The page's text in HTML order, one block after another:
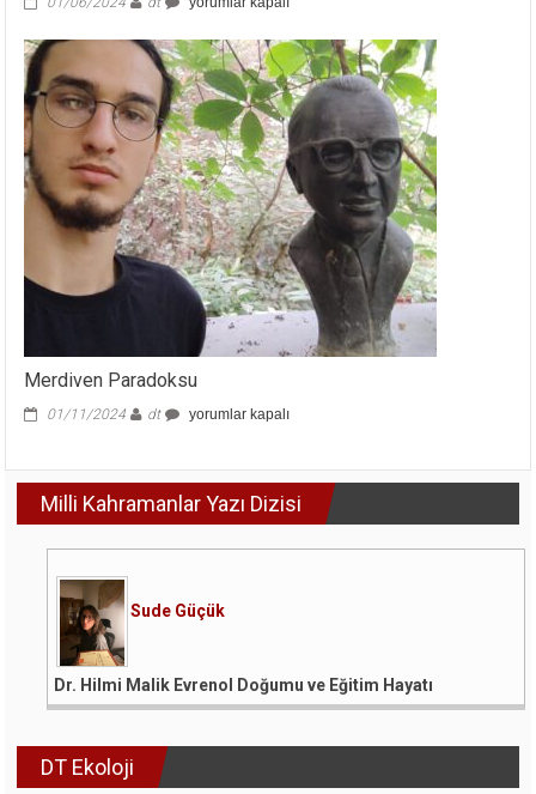
için
Merdiven Paradoksu
01/11/2024 dt
Merdiven
yorumlar kapalı
Milli Kahramanlar Yazı Dizisi
Sude Güçük
Dr. Hilmi Malik Evrenol Doğumu ve Eğitim Hayatı
DT Ekoloji